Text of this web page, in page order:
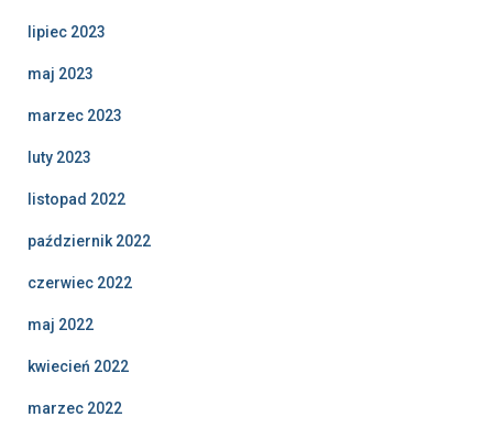
lipiec 2023
maj 2023
marzec 2023
luty 2023
listopad 2022
październik 2022
czerwiec 2022
maj 2022
kwiecień 2022
marzec 2022